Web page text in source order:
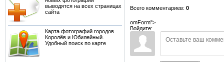
выводятся на всех страницах
сайта
Карта фотографий городов
Королёв и Юбилейный.
Удобный поиск по карте
Всего комментариев: 0
omForm">
Войдите: